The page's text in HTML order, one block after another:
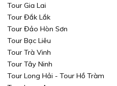
Tour Gia Lai
Tour Đắk Lắk
Tour Đảo Hòn Sơn
Tour Bạc Liêu
Tour Trà Vinh
Tour Tây Ninh
Tour Long Hải - Tour Hồ Tràm